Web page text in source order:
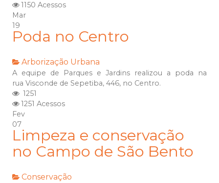
1150 Acessos
Mar
19
Poda no Centro
Arborização Urbana
A equipe de Parques e Jardins realizou a poda na
rua Visconde de Sepetiba, 446, no Centro.
1251
1251 Acessos
Fev
07
Limpeza e conservação
no Campo de São Bento
Conservação